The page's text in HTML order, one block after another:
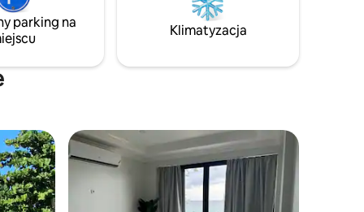
parking na
Klimatyzacja